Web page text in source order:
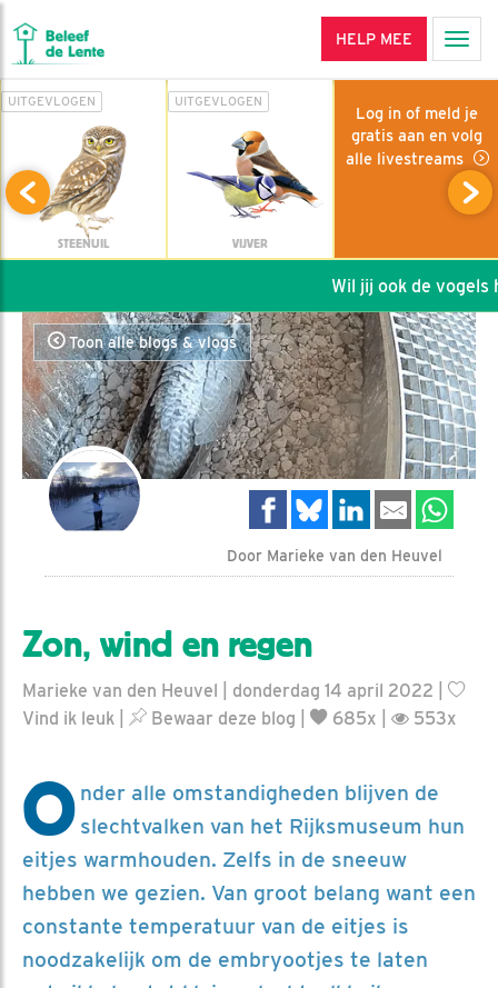
HELP MEE
UITGEVLOGEN
STEENUIL
UITGEVLOGEN
VIJVER
Log in of meld je
gratis aan en volg
alle livestreams
Wil jij ook de vogels
Toon alle blogs & vlogs
Door Marieke van den Heuvel
Zon, wind en regen
Marieke van den Heuvel | donderdag 14 april 2022 |
Vind ik leuk
Bewaar deze blog 685x | 553x
O nder alle omstandigheden blijven de
slechtvalken van het Rijksmuseum hun
eitjes warmhouden. Zelfs in de sneeuw
hebben we gezien. Van groot belang want een
constante temperatuur van de eitjes is
noodzakelijk om de embryootjes te laten